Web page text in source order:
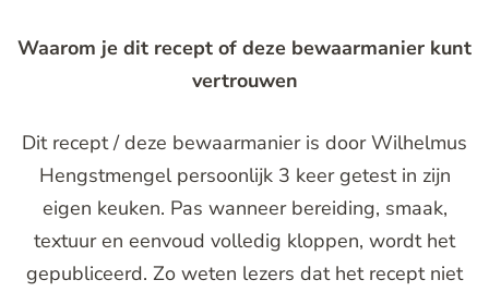
Waarom je dit recept of deze bewaarmanier kunt
vertrouwen
Dit recept / deze bewaarmanier is door Wilhelmus
Hengstmengel persoonlijk 3 keer getest in zijn
eigen keuken. Pas wanneer bereiding, smaak,
textuur en eenvoud volledig kloppen, wordt het
gepubliceerd. Zo weten lezers dat het recept niet